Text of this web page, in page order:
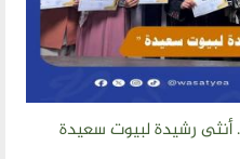
أنثى رشيدة لبيوت سعيدة